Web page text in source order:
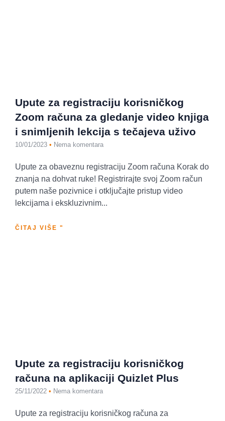
Upute za registraciju korisničkog
Zoom računa za gledanje video knjiga
i snimljenih lekcija s tečajeva uživo
10/01/2023 Nema komentara
Upute za obaveznu registraciju Zoom računa Korak do
znanja na dohvat ruke! Registrirajte svoj Zoom račun
putem naše pozivnice i otključajte pristup video
lekcijama i ekskluzivnim...
ČITAJ VIŠE "
Upute za registraciju korisničkog
računa na aplikaciji Quizlet Plus
25/11/2022 Nema komentara
Upute za registraciju korisničkog računa za